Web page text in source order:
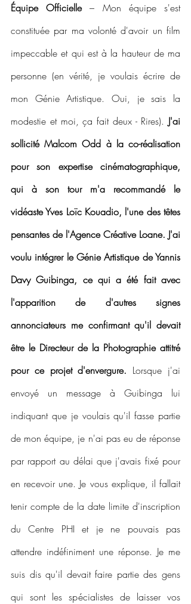
Équipe Officielle – Mon équipe s'est
constituée par ma volonté d'avoir un film
impeccable et qui est à la hauteur de ma
personne (en vérité, je voulais écrire de
mon Génie Artistique. Oui, je sais la
modestie et moi, ça fait deux - Rires). J'ai
sollicité Malcom Odd à la co-réalisation
pour son expertise cinématographique,
qui à son tour m'a recommandé le
vidéaste Yves Loïc Kouadio, l'une des têtes
pensantes de l'Agence Créative Loane. J'ai
voulu intégrer le Génie Artistique de Yannis
Davy Guibinga, ce qui a été fait avec
l'apparition de d'autres signes
annonciateurs me confirmant qu'il devait
être le Directeur de la Photographie attitré
pour ce projet d'envergure. Lorsque j'ai
envoyé un message à Guibinga lui
indiquant que je voulais qu'il fasse partie
de mon équipe, je n'ai pas eu de réponse
par rapport au délai que j'avais fixé pour
en recevoir une. Je vous explique, il fallait
tenir compte de la date limite d'inscription
du Centre PHI et je ne pouvais pas
attendre indéfiniment une réponse. Je me
suis dis qu'il devait faire partie des gens
qui sont les spécialistes de laisser vos